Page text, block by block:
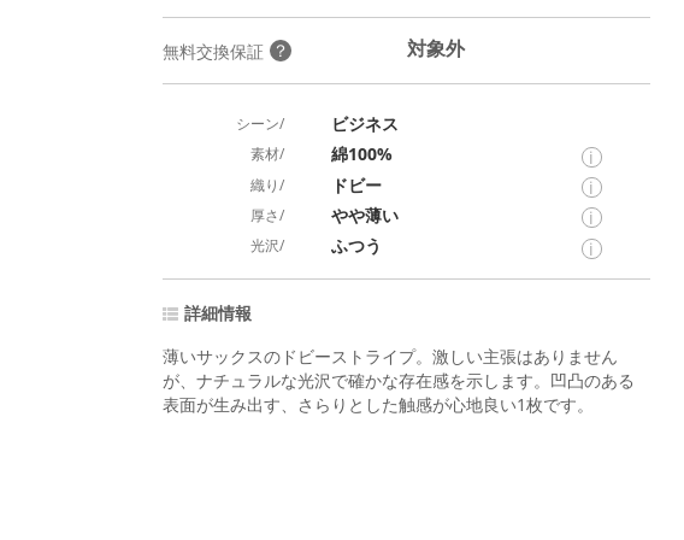
無料交換保証 ？ 対象外
シーン/ ビジネス
素材/ 綿100% i
織り/ ドビー i
厚さ/ やや薄い i
光沢/ ふつう i
詳細情報
薄いサックスのドビーストライプ。激しい主張はありません
が、ナチュラルな光沢で確かな存在感を示します。凹凸のある
表面が生み出す、さらりとした触感が心地良い1枚です。